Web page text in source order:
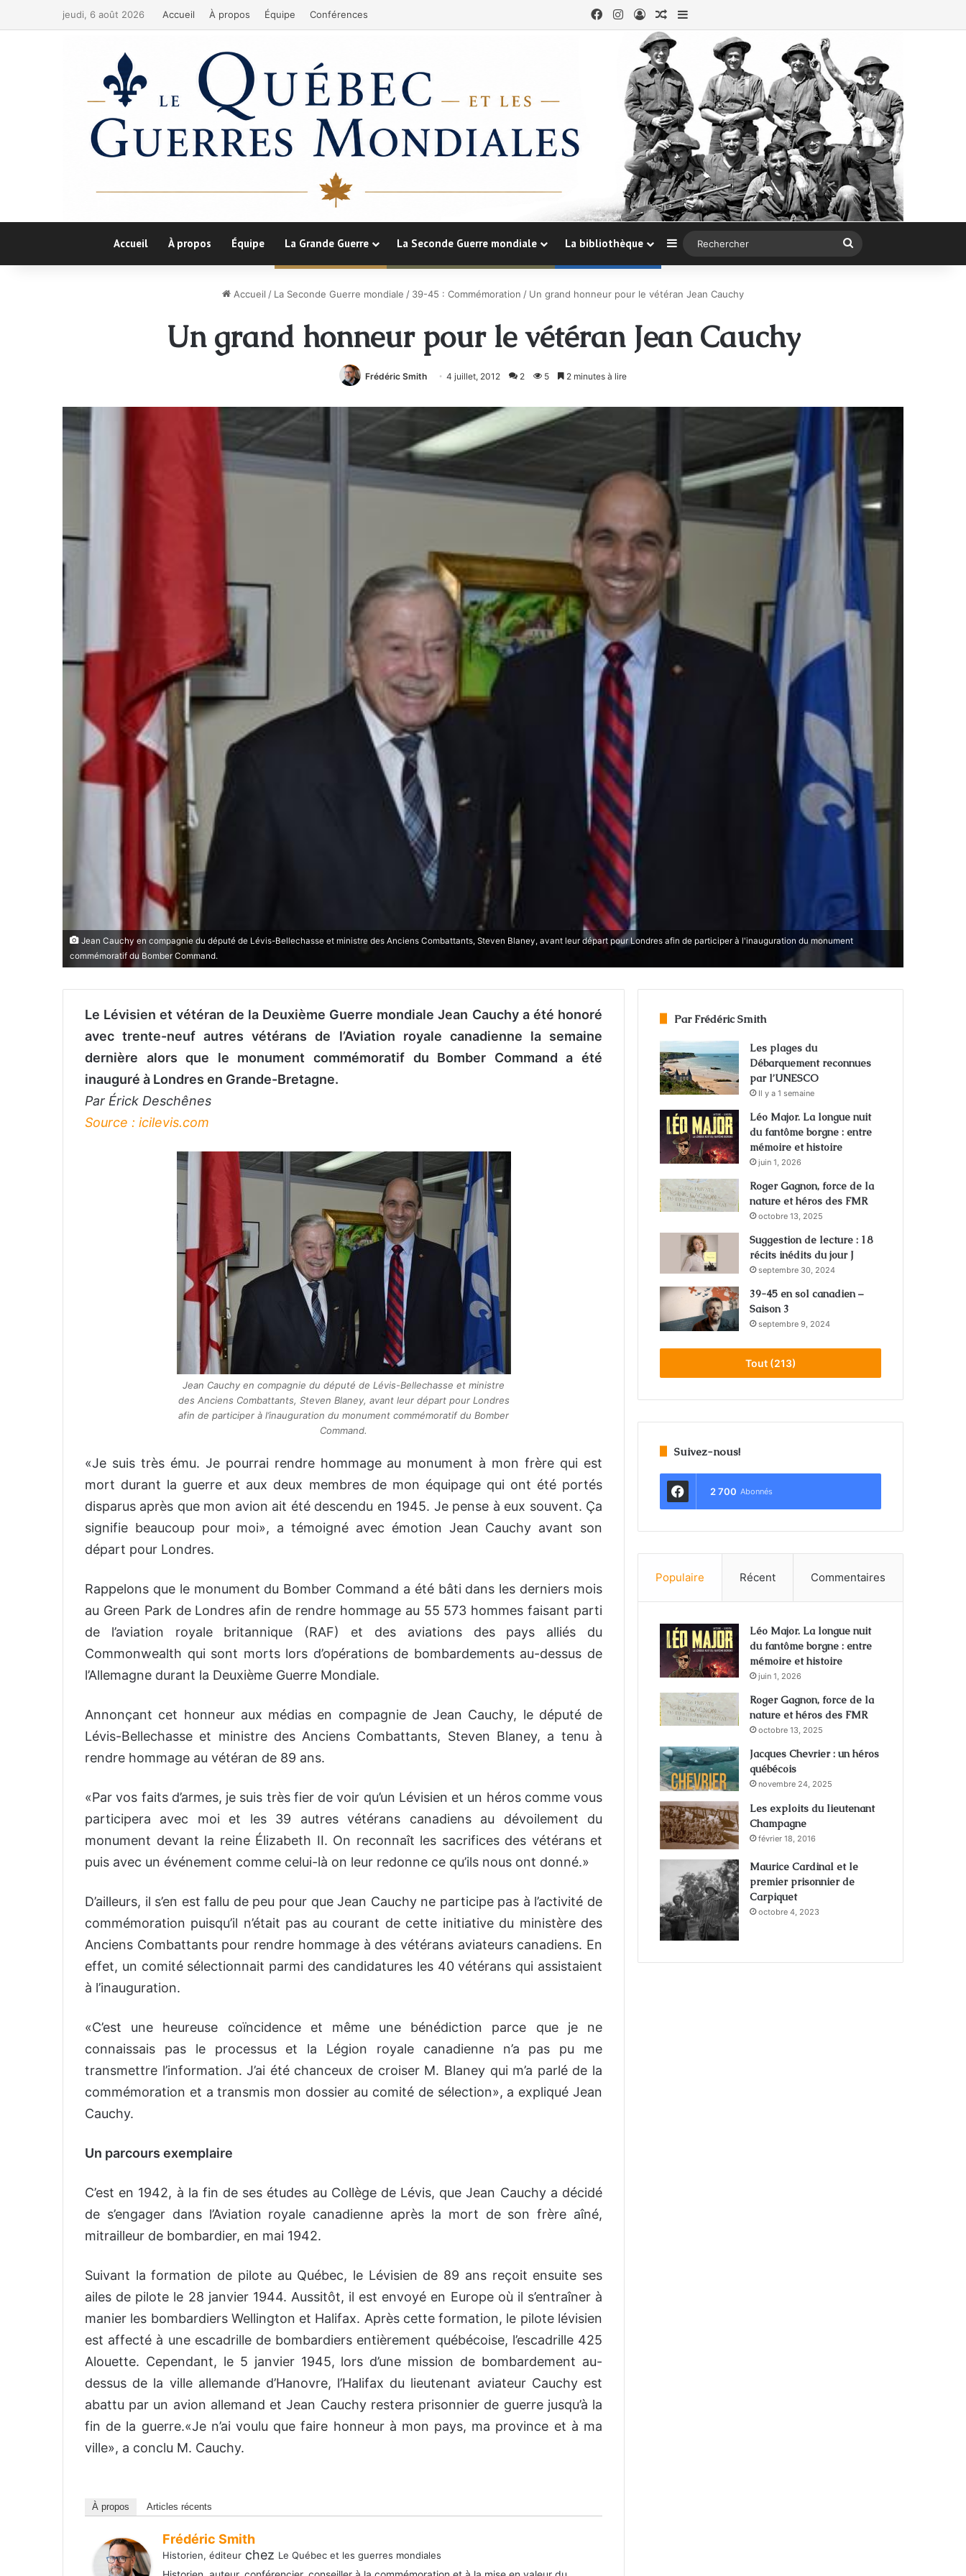
jeudi, 6 août 2026 Accueil À propos Équipe Conférences Facebook
InstagramConnexion
Article au hasard
Sidebar (barre latérale)
Accueil À propos Équipe La Grande Guerre La Seconde Guerre mondiale La bibliothèque Sidebar (barre latérale)
Accueil / La Seconde Guerre mondiale / 39-45 : Commémoration / Un grand honneur pour le vétéran Jean Cauchy
Un grand honneur pour le vétéran Jean Cauchy
Frédéric Smith 4 juillet, 2012 2 5 2 minutes à lire
Jean Cauchy en compagnie du député de Lévis-Bellechasse et ministre des Anciens Combattants, Steven Blaney, avant leur départ pour Londres afin de participer à l'inauguration du monument
commémoratif du Bomber Command.
Le Lévisien et vétéran de la Deuxième Guerre mondiale Jean Cauchy a été honoré
avec trente-neuf autres vétérans de l’Aviation royale canadienne la semaine
dernière alors que le monument commémoratif du Bomber Command a été
inauguré à Londres en Grande-Bretagne.
Par Érick Deschênes
Source : icilevis.com
Jean Cauchy en compagnie du député de Lévis-Bellechasse et ministre
des Anciens Combattants, Steven Blaney, avant leur départ pour Londres
afin de participer à l’inauguration du monument commémoratif du Bomber
Command.
«Je suis très ému. Je pourrai rendre hommage au monument à mon frère qui est
mort durant la guerre et aux deux membres de mon équipage qui ont été portés
disparus après que mon avion ait été descendu en 1945. Je pense à eux souvent. Ça
signifie beaucoup pour moi», a témoigné avec émotion Jean Cauchy avant son
départ pour Londres.
Rappelons que le monument du Bomber Command a été bâti dans les derniers mois
au Green Park de Londres afin de rendre hommage au 55 573 hommes faisant parti
de l’aviation royale britannique (RAF) et des aviations des pays alliés du
Commonwealth qui sont morts lors d’opérations de bombardements au-dessus de
l’Allemagne durant la Deuxième Guerre Mondiale.
Annonçant cet honneur aux médias en compagnie de Jean Cauchy, le député de
Lévis-Bellechasse et ministre des Anciens Combattants, Steven Blaney, a tenu à
rendre hommage au vétéran de 89 ans.
«Par vos faits d’armes, je suis très fier de voir qu’un Lévisien et un héros comme vous
participera avec moi et les 39 autres vétérans canadiens au dévoilement du
monument devant la reine Élizabeth II. On reconnaît les sacrifices des vétérans et
puis avec un événement comme celui-là on leur redonne ce qu’ils nous ont donné.»
D’ailleurs, il s’en est fallu de peu pour que Jean Cauchy ne participe pas à l’activité de
commémoration puisqu’il n’était pas au courant de cette initiative du ministère des
Anciens Combattants pour rendre hommage à des vétérans aviateurs canadiens. En
effet, un comité sélectionnait parmi des candidatures les 40 vétérans qui assistaient
à l’inauguration.
«C’est une heureuse coïncidence et même une bénédiction parce que je ne
connaissais pas le processus et la Légion royale canadienne n’a pas pu me
transmettre l’information. J’ai été chanceux de croiser M. Blaney qui m’a parlé de la
commémoration et a transmis mon dossier au comité de sélection», a expliqué Jean
Cauchy.
Un parcours exemplaire
C’est en 1942, à la fin de ses études au Collège de Lévis, que Jean Cauchy a décidé
de s’engager dans l’Aviation royale canadienne après la mort de son frère aîné,
mitrailleur de bombardier, en mai 1942.
Suivant la formation de pilote au Québec, le Lévisien de 89 ans reçoit ensuite ses
ailes de pilote le 28 janvier 1944. Aussitôt, il est envoyé en Europe où il s’entraîner à
manier les bombardiers Wellington et Halifax. Après cette formation, le pilote lévisien
est affecté à une escadrille de bombardiers entièrement québécoise, l’escadrille 425
Alouette. Cependant, le 5 janvier 1945, lors d’une mission de bombardement au-
dessus de la ville allemande d’Hanovre, l’Halifax du lieutenant aviateur Cauchy est
abattu par un avion allemand et Jean Cauchy restera prisonnier de guerre jusqu’à la
fin de la guerre.«Je n’ai voulu que faire honneur à mon pays, ma province et à ma
ville», a conclu M. Cauchy.
À propos Articles récents
Frédéric Smith
Historien, éditeur chez Le Québec et les guerres mondiales
Par Frédéric Smith
Les plages du
Débarquement reconnues
par l’UNESCO
Il y a 1 semaine
Léo Major. La longue nuit
du fantôme borgne : entre
mémoire et histoire
juin 1, 2026
Roger Gagnon, force de la
nature et héros des FMR
octobre 13, 2025
Suggestion de lecture : 18
récits inédits du jour J
septembre 30, 2024
39-45 en sol canadien –
Saison 3
septembre 9, 2024
Tout (213)
Suivez-nous!
2 700 Abonnés
Populaire Récent Commentaires
Léo Major. La longue nuit
du fantôme borgne : entre
mémoire et histoire
juin 1, 2026
Roger Gagnon, force de la
nature et héros des FMR
octobre 13, 2025
Jacques Chevrier : un héros
québécois
novembre 24, 2025
Les exploits du lieutenant
Champagne
février 18, 2016
Maurice Cardinal et le
premier prisonnier de
Carpiquet
octobre 4, 2023